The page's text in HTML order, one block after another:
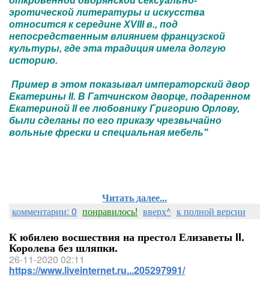
эротической литературы и искусства
относится к середине XVIII в., под
непосредственным влиянием французской
культуры, где эта традиция имела долгую
историю.
Пример в этом показывал императорский двор
Екатерины II. В Гатчинском дворце, подаренном
Екатериной II ее любовнику Григорию Орлову,
были сделаны по его приказу чрезвычайно
вольные фрески и специальная мебель"
Читать далее...
комментарии: 0 понравилось! вверх^ к полной версии
К юбилею восшествия на престол Елизаветы II.
Королева без шляпки.
26-11-2020 02:11
https://www.liveinternet.ru...205297991/